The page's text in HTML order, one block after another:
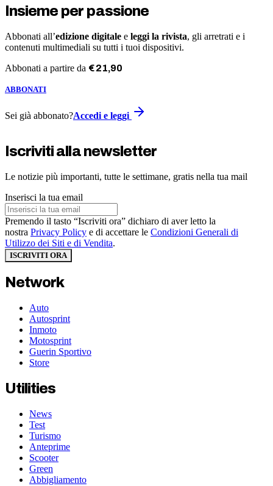
Insieme per passione
Abbonati all’edizione digitale e leggi la rivista, gli arretrati e i
contenuti multimediali su tutti i tuoi dispositivi.
Abbonati a partire da €21,90
ABBONATI
Sei già abbonato?Accedi e leggi
Iscriviti alla newsletter
Le notizie più importanti, tutte le settimane, gratis nella tua mail
Inserisci la tua email
Premendo il tasto “Iscriviti ora” dichiaro di aver letto la
nostra Privacy Policy e di accettare le Condizioni Generali di
Utilizzo dei Siti e di Vendita.
ISCRIVITI ORA
Network
Auto
Autosprint
Inmoto
Motosprint
Guerin Sportivo
Store
Utilities
News
Test
Turismo
Anteprime
Scooter
Green
Abbigliamento